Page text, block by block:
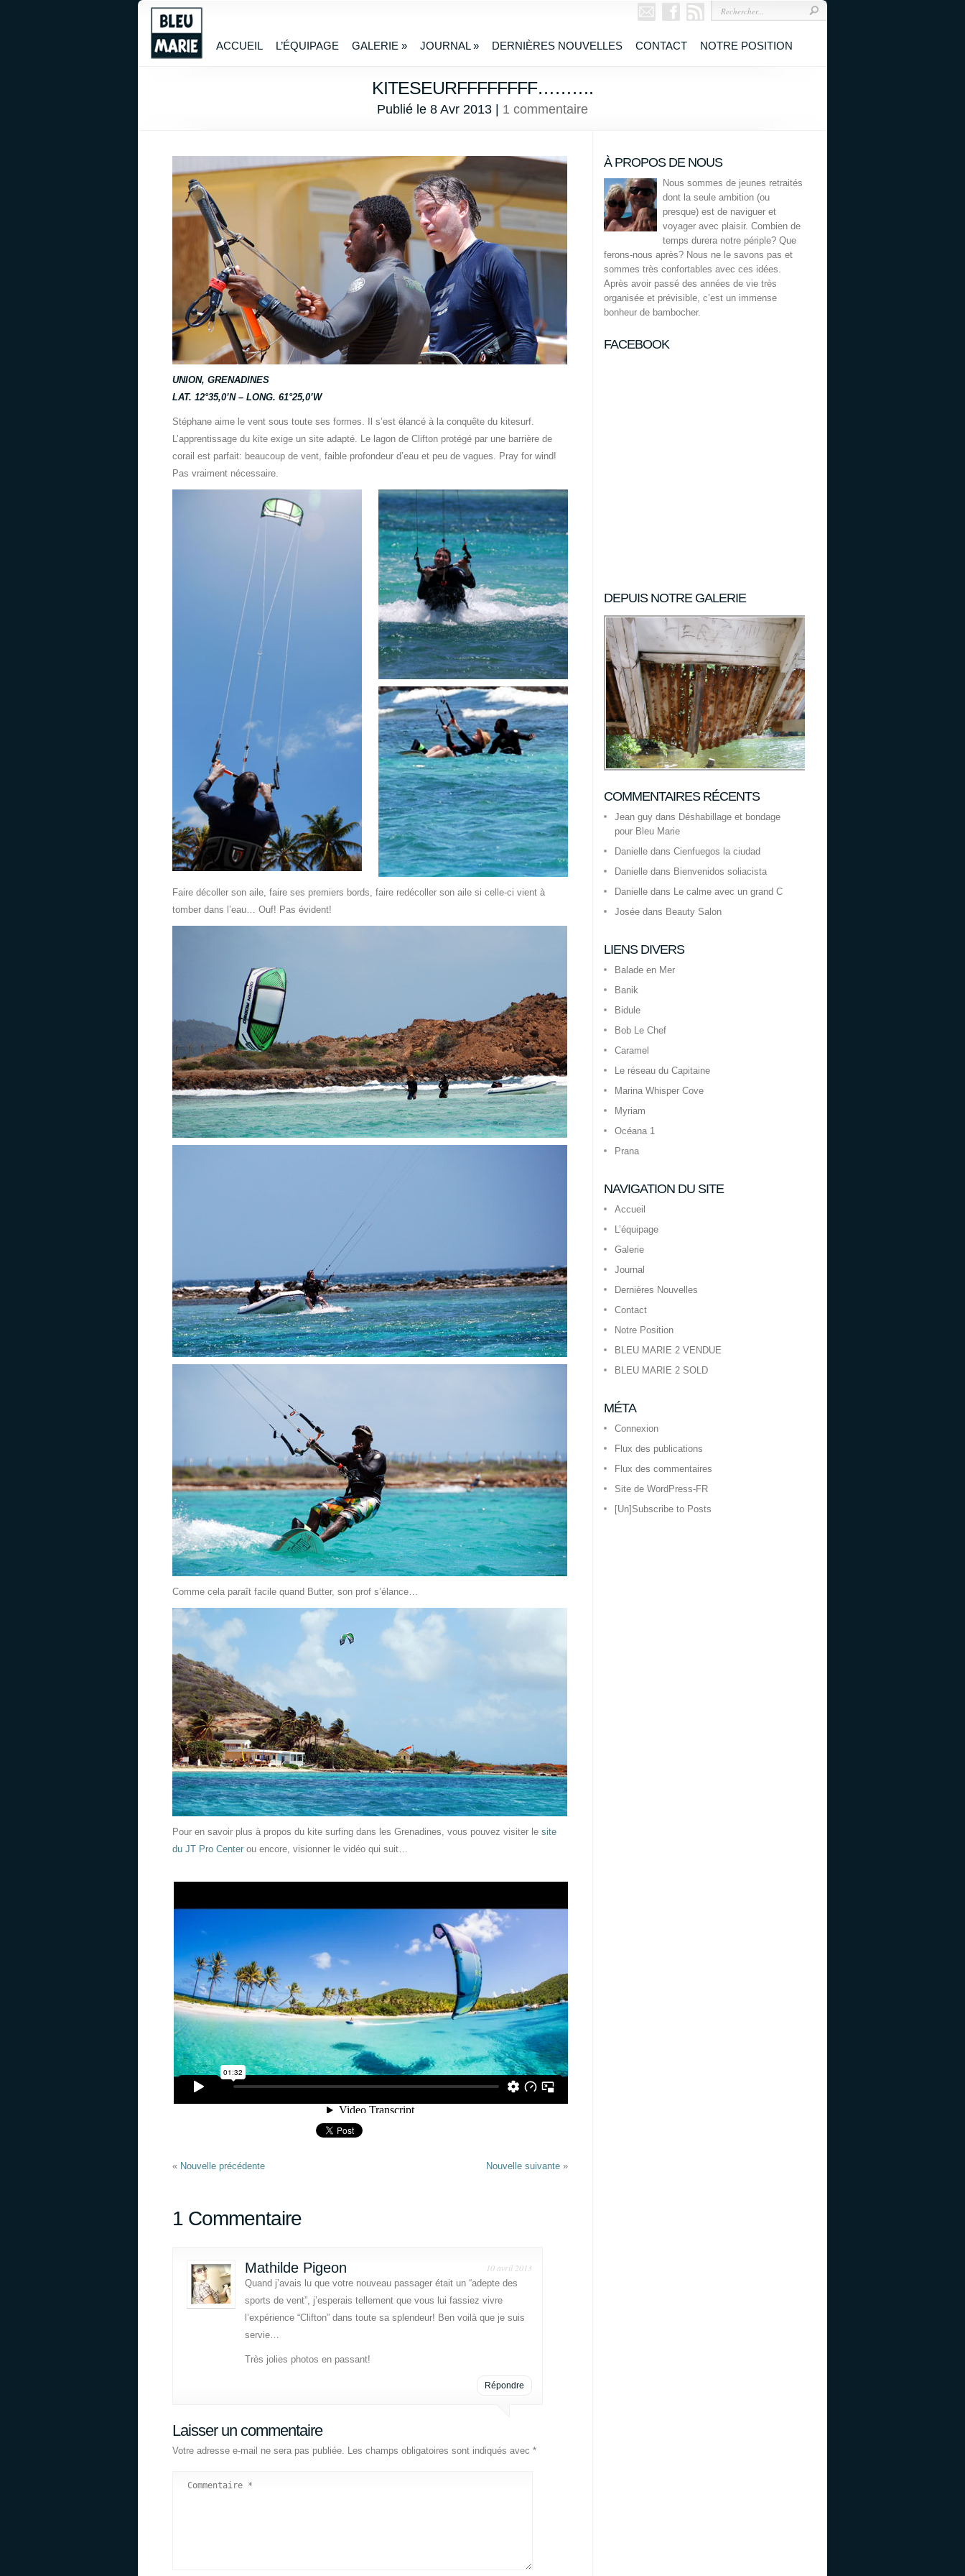
ACCUEIL L’ÉQUIPAGE GALERIE » JOURNAL» DERNIÈRES NOUVELLES CONTACT NOTRE POSITION
KITESEURFFFFFFFF……….
Publié le 8 Avr 2013 | 1 commentaire
UNION, GRENADINES
LAT. 12°35,0’N – LONG. 61°25,0’W
Stéphane aime le vent sous toute ses formes. Il s’est élancé à la conquête du kitesurf.
L’apprentissage du kite exige un site adapté. Le lagon de Clifton protégé par une barrière de
corail est parfait: beaucoup de vent, faible profondeur d’eau et peu de vagues. Pray for wind!
Pas vraiment nécessaire.
Faire décoller son aile, faire ses premiers bords, faire redécoller son aile si celle-ci vient à
tomber dans l’eau… Ouf! Pas évident!
Comme cela paraît facile quand Butter, son prof s’élance…
Pour en savoir plus à propos du kite surfing dans les Grenadines, vous pouvez visiter le site
du JT Pro Center ou encore, visionner le vidéo qui suit…
« Nouvelle précédente Nouvelle suivante »
1 Commentaire
Mathilde Pigeon 10 avril 2013
Quand j’avais lu que votre nouveau passager était un “adepte des
sports de vent”, j’esperais tellement que vous lui fassiez vivre
l’expérience “Clifton” dans toute sa splendeur! Ben voilà que je suis
servie…
Très jolies photos en passant!
Répondre
Laisser un commentaire
Votre adresse e-mail ne sera pas publiée. Les champs obligatoires sont indiqués avec *
À PROPOS DE NOUS
Nous sommes de jeunes retraités
dont la seule ambition (ou
presque) est de naviguer et
voyager avec plaisir. Combien de
temps durera notre périple? Que
ferons-nous après? Nous ne le savons pas et
sommes très confortables avec ces idées.
Après avoir passé des années de vie très
organisée et prévisible, c’est un immense
bonheur de bambocher.
FACEBOOK
DEPUIS NOTRE GALERIE
COMMENTAIRES RÉCENTS
Jean guy dans Déshabillage et bondage
pour Bleu Marie
Danielle dans Cienfuegos la ciudad
Danielle dans Bienvenidos soliacista
Danielle dans Le calme avec un grand C
Josée dans Beauty Salon
LIENS DIVERS
Balade en Mer
Banik
Bidule
Bob Le Chef
Caramel
Le réseau du Capitaine
Marina Whisper Cove
Myriam
Océana 1
Prana
NAVIGATION DU SITE
Accueil
L’équipage
Galerie
Journal
Dernières Nouvelles
Contact
Notre Position
BLEU MARIE 2 VENDUE
BLEU MARIE 2 SOLD
MÉTA
Connexion
Flux des publications
Flux des commentaires
Site de WordPress-FR
[Un]Subscribe to Posts